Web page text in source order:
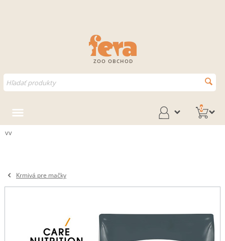
ZOO OBCHOD
0
vv
Krmivá pre mačky